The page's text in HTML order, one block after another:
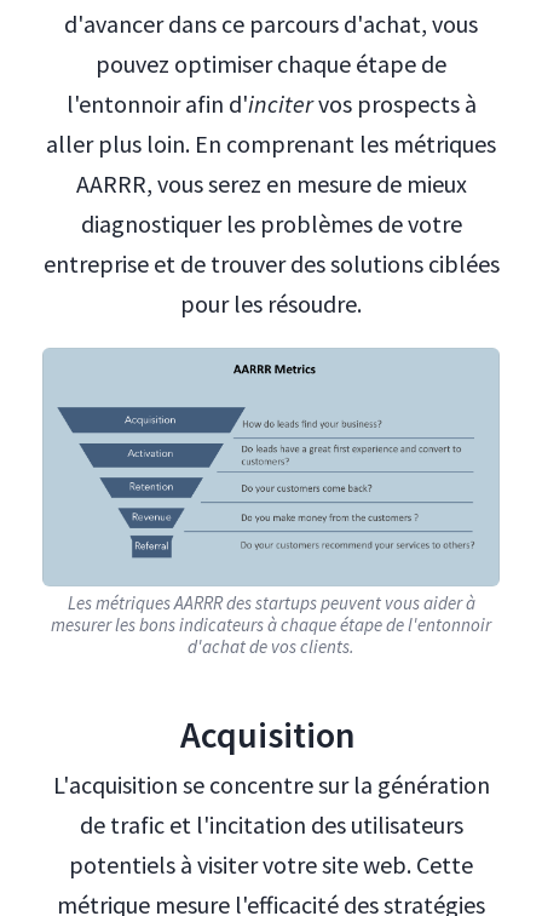
d'avancer dans ce parcours d'achat, vous
pouvez optimiser chaque étape de
l'entonnoir afin d'incitervos prospects à
aller plus loin. En comprenant les métriques
AARRR, vous serez en mesure de mieux
diagnostiquer les problèmes de votre
entreprise et de trouver des solutions ciblées
pour les résoudre.
Les métriques AARRR des startups peuvent vous aider à
mesurer les bons indicateurs à chaque étape de l'entonnoir
d'achat de vos clients.
Acquisition
L'acquisition se concentre sur la génération
de trafic et l'incitation des utilisateurs
potentiels à visiter votre site web. Cette
métrique mesure l'efficacité des stratégies